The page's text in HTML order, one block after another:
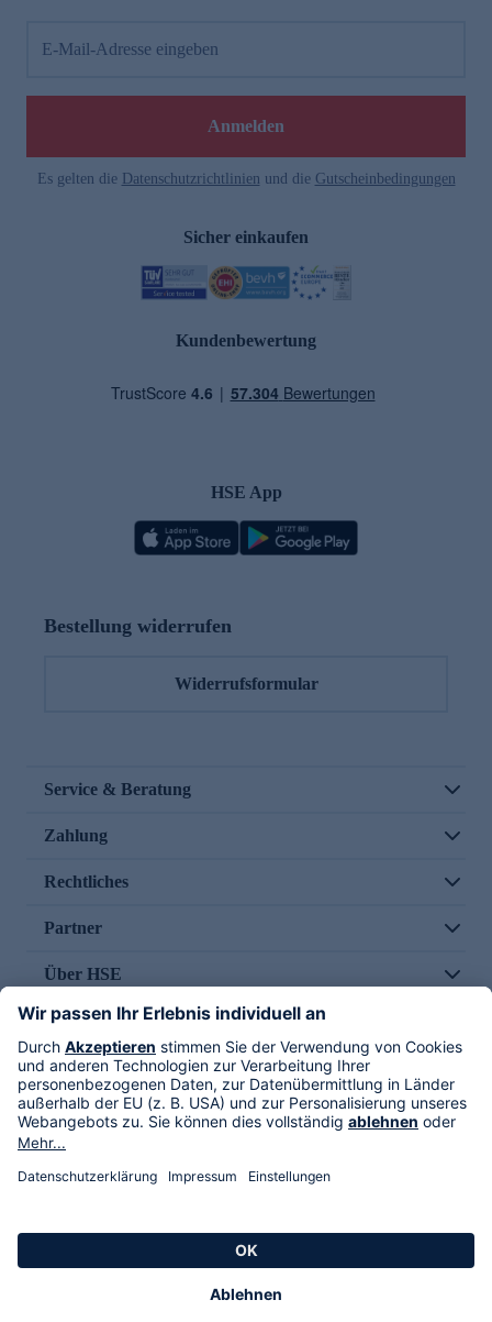
E-Mail-Adresse eingeben
Anmelden
Es gelten die Datenschutzrichtlinien und die Gutscheinbedingungen
Sicher einkaufen
Kundenbewertung
HSE App
Bestellung widerrufen
Widerrufsformular
Service & Beratung
Zahlung
Rechtliches
Partner
Über HSE
Im TV
HSE International